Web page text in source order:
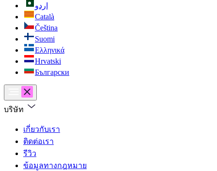
اردو
Català
Čeština
Suomi
Ελληνικά
Hrvatski
Български
บริษัท
เกี่ยวกับเรา
ติดต่อเรา
รีวิว
ข้อมูลทางกฎหมาย